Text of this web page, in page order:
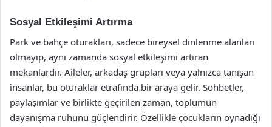
Sosyal Etkileşimi Artırma
Park ve bahçe oturakları, sadece bireysel dinlenme alanları
olmayıp, aynı zamanda sosyal etkileşimi artıran
mekanlardır. Aileler, arkadaş grupları veya yalnızca tanışan
insanlar, bu oturaklar etrafında bir araya gelir. Sohbetler,
paylaşımlar ve birlikte geçirilen zaman, toplumun
dayanışma ruhunu güçlendirir. Özellikle çocukların oynadığı